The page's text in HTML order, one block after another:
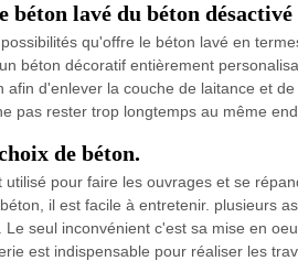
lavé du béton désactivé
qu'offre le béton lavé en
béton décoratif entièrement
d'enlever la couche de laitance et
pas rester trop longtemps au même
de béton.
pour faire les ouvrages et se
il est facile à entretenir. plusieurs
seul inconvénient c'est sa mise en
est indispensable pour réaliser les